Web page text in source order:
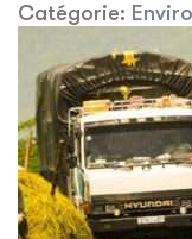
Catégorie: